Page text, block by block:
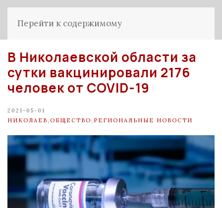
Перейти к содержимому
В Николаевской области за
сутки вакцинировали 2176
человек от COVID-19
2021-05-01
НИКОЛАЕВ ОБЩЕСТВО РЕГИОНАЛЬНЫЕ НОВОСТИ